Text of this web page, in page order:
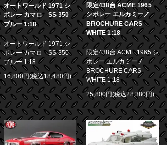
オートワールド 1971 シ
ボレー カマロ SS 350
ブルー 1:18
オートワールド 1971 シ
ボレー カマロ SS 350
ブルー 1:18
16,800円(税込18,480円)
限定438台 ACME 1965
シボレー エルカミーノ
BROCHURE CARS
WHITE 1:18
限定438台 ACME 1965 シ
ボレー エルカミーノ
BROCHURE CARS
WHITE 1:18
25,800円(税込28,380円)